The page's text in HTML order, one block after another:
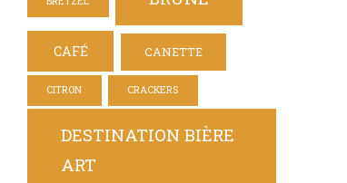
CAFÉ CANETTE
CITRON CRACKERS
DESTINATION BIÈRE
ART